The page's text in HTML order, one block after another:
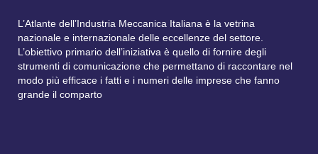
L’Atlante dell’Industria Meccanica Italiana è la vetrina
nazionale e internazionale delle eccellenze del settore.
L’obiettivo primario dell’iniziativa è quello di fornire degli
strumenti di comunicazione che permettano di raccontare nel
modo più efficace i fatti e i numeri delle imprese che fanno
grande il comparto